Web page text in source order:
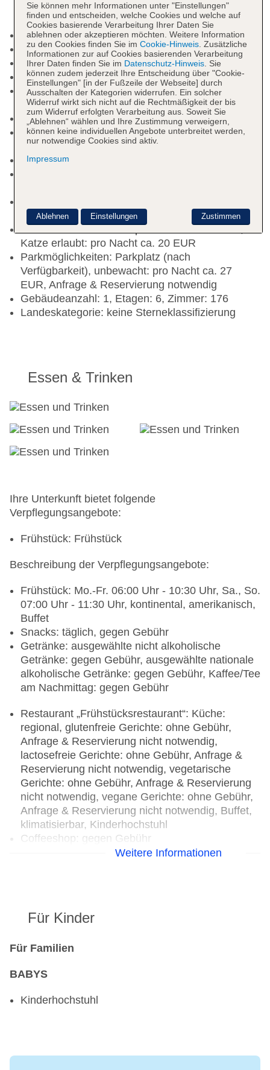
Kurtaxe/Ökotaxe/Touristensteuer zahlbar vor Ort
Nichtraucherhotel
Check-in Zeit ab 15:00 Uhr
Check-out Zeit bis 12:00 Uhr
Early Check-in: gegen Gebühr, Anfrage &
Reservierung notwendig
Hoteleröffnung: 2019
Rezeption: täglich 24 Stunden, Sprachen:
deutsch, englisch, Hotelsafe: ohne Gebühr
Lift
American Express, Diners, EC Karte/Maestro
Katze erlaubt: pro Nacht ca. 20 EUR
Parkmöglichkeiten: Parkplatz (nach
Verfügbarkeit), unbewacht: pro Nacht ca. 27
EUR, Anfrage & Reservierung notwendig
Gebäudeanzahl: 1, Etagen: 6, Zimmer: 176
Landeskategorie: keine Sterneklassifizierung
Essen & Trinken
Ihre Unterkunft bietet folgende
Verpflegungsangebote:
Frühstück: Frühstück
Beschreibung der Verpflegungsangebote:
Frühstück: Mo.-Fr. 06:00 Uhr - 10:30 Uhr, Sa., So.
07:00 Uhr - 11:30 Uhr, kontinental, amerikanisch,
Buffet
Snacks: täglich, gegen Gebühr
Getränke: ausgewählte nicht alkoholische
Getränke: gegen Gebühr, ausgewählte nationale
alkoholische Getränke: gegen Gebühr, Kaffee/Tee
am Nachmittag: gegen Gebühr
Restaurant „Frühstücksrestaurant“: Küche:
regional, glutenfreie Gerichte: ohne Gebühr,
Anfrage & Reservierung nicht notwendig,
lactosefreie Gerichte: ohne Gebühr, Anfrage &
Reservierung nicht notwendig, vegetarische
Gerichte: ohne Gebühr, Anfrage & Reservierung
nicht notwendig, vegane Gerichte: ohne Gebühr,
Anfrage & Reservierung nicht notwendig, Buffet,
klimatisierbar, Kinderhochstuhl
Coffeeshop: gegen Gebühr
Weitere Informationen
Für Kinder
Für Familien
BABYS
Kinderhochstuhl
Sie können mehr Informationen unter "Einstellungen"
finden und entscheiden, welche Cookies und welche auf
Cookies basierende Verarbeitung Ihrer Daten Sie
ablehnen oder akzeptieren möchten. Weitere Information
zu den Cookies finden Sie im Cookie-Hinweis. Zusätzliche
Informationen zur auf Cookies basierenden Verarbeitung
Ihrer Daten finden Sie im Datenschutz-Hinweis. Sie
können zudem jederzeit Ihre Entscheidung über "Cookie-
Einstellungen" [in der Fußzeile der Webseite] durch
Ausschalten der Kategorien widerrufen. Ein solcher
Widerruf wirkt sich nicht auf die Rechtmäßigkeit der bis
zum Widerruf erfolgten Verarbeitung aus. Soweit Sie
„Ablehnen“ wählen und Ihre Zustimmung verweigern,
können keine individuellen Angebote unterbreitet werden,
nur notwendige Cookies sind aktiv.
Impressum
Zustimmen
Ablehnen Einstellungen